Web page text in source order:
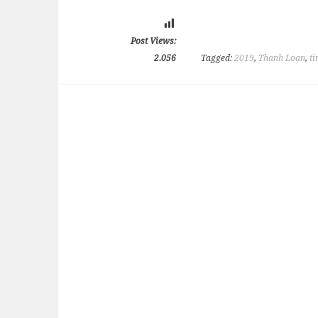
Post Views:
2.056
Tagged: 2019, Thanh Loan,